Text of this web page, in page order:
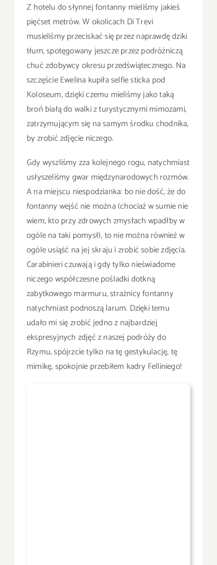
Z hotelu do słynnej fontanny mieliśmy jakieś
pięćset metrów. W okolicach Di Trevi
musieliśmy przeciskać się przez naprawdę dziki
tłum, spotęgowany jeszcze przez podróżniczą
chuć zdobywcy okresu przedświątecznego. Na
szczęście Ewelina kupiła selfie sticka pod
Koloseum, dzięki czemu mieliśmy jako taką
broń białą do walki z turystycznymi mimozami,
zatrzymującym się na samym środku chodnika,
by zrobić zdjęcie niczego.
Gdy wyszliśmy zza kolejnego rogu, natychmiast
usłyszeliśmy gwar międzynarodowych rozmów.
A na miejscu niespodzianka: bo nie dość, że do
fontanny wejść nie można (chociaż w sumie nie
wiem, kto przy zdrowych zmysłach wpadłby w
ogóle na taki pomysł), to nie można również w
ogóle usiąść na jej skraju i zrobić sobie zdjęcia.
Carabinieri czuwają i gdy tylko nieświadome
niczego współczesne pośladki dotkną
zabytkowego marmuru, strażnicy fontanny
natychmiast podnoszą larum. Dzięki temu
udało mi się zrobić jedno z najbardziej
ekspresyjnych zdjęć z naszej podróży do
Rzymu, spójrzcie tylko na tę gestykulację, tę
mimikę, spokojnie przebiłem kadry Felliniego!